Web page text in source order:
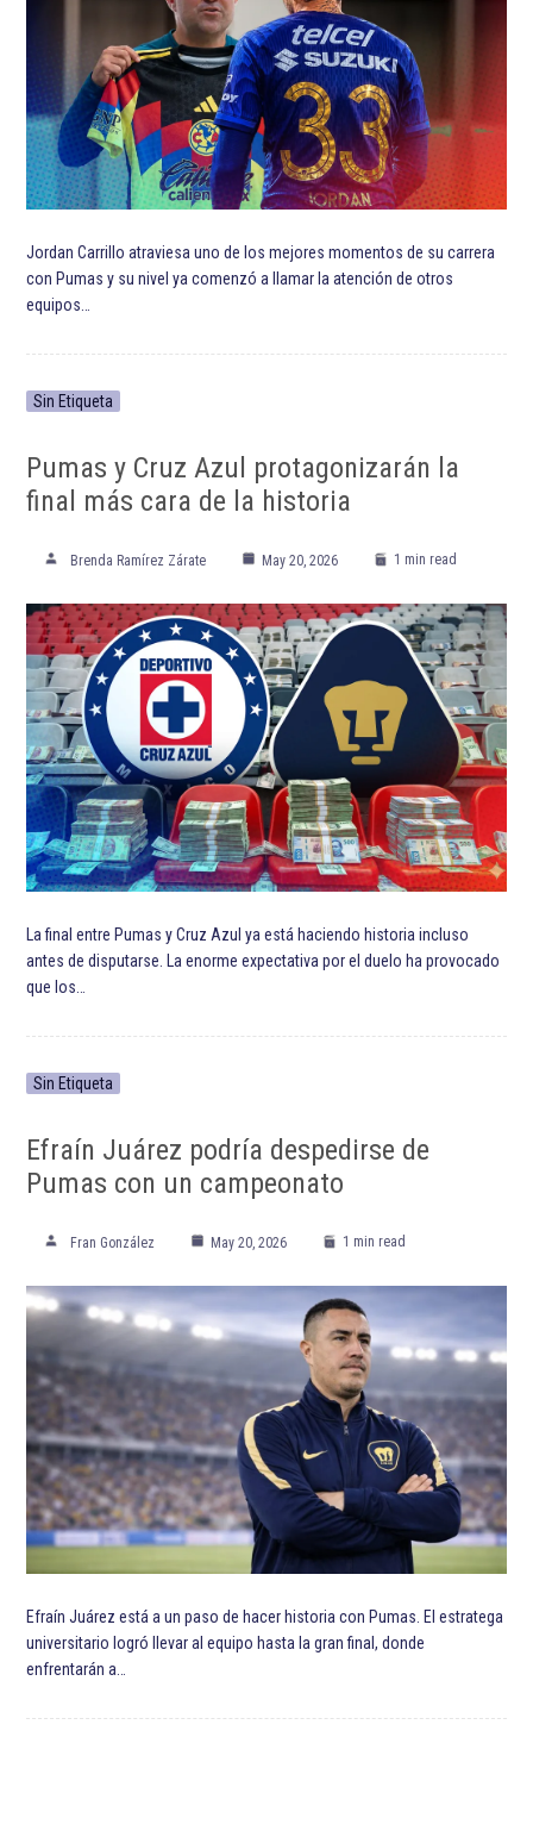
Jordan Carrillo atraviesa uno de los mejores momentos de su carrera
con Pumas y su nivel ya comenzó a llamar la atención de otros
equipos…
Sin Etiqueta
Pumas y Cruz Azul protagonizarán la
final más cara de la historia
Brenda Ramírez Zárate May 20, 2026 1 min read
La final entre Pumas y Cruz Azul ya está haciendo historia incluso
antes de disputarse. La enorme expectativa por el duelo ha provocado
que los…
Sin Etiqueta
Efraín Juárez podría despedirse de
Pumas con un campeonato
Fran González May 20, 2026 1 min read
Efraín Juárez está a un paso de hacer historia con Pumas. El estratega
universitario logró llevar al equipo hasta la gran final, donde
enfrentarán a…